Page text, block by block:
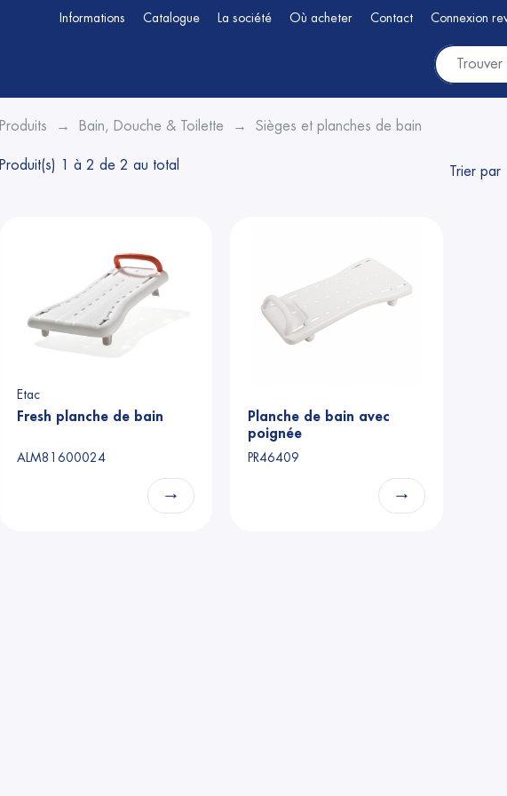
Informations Catalogue La société Où acheter Contact Connexion
Produits Bain, Douche & Toilette Sièges et planches de bain
Produit(s) 1 à 2 de 2 au total Trier par
Etac
Fresh planche de bain
ALM81600024
→
Planche de bain avec
poignée
PR46409
→